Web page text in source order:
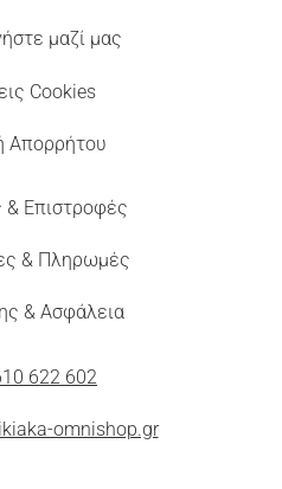
μαζί μας
Cookies
Απορρήτου
Επιστροφές
& Πληρωμές
& Ασφάλεια
622 602
omnishop.gr